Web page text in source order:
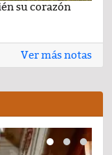
su corazón
Ver más notas